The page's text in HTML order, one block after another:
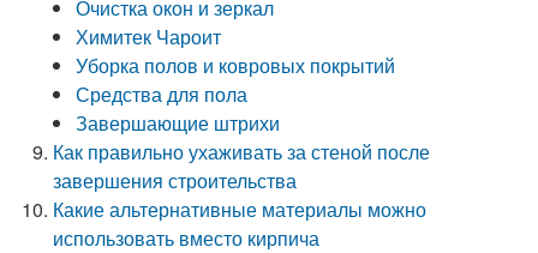
Очистка окон и зеркал
Химитек Чароит
Уборка полов и ковровых покрытий
Средства для пола
Завершающие штрихи
Как правильно ухаживать за стеной после
завершения строительства
Какие альтернативные материалы можно
использовать вместо кирпича